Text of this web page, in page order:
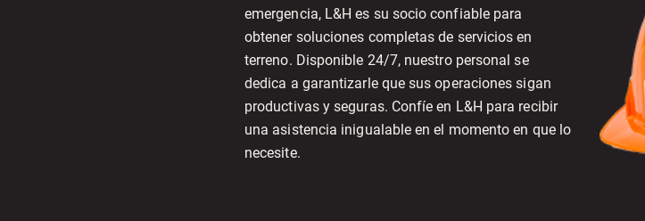
emergencia, L&H es su socio confiable para
obtener soluciones completas de servicios en
terreno. Disponible 24/7, nuestro personal se
dedica a garantizarle que sus operaciones sigan
productivas y seguras. Confíe en L&H para recibir
una asistencia inigualable en el momento en que lo
necesite.